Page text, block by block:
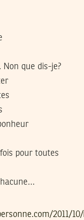
Non que dis-je?
pour toutes
2011/